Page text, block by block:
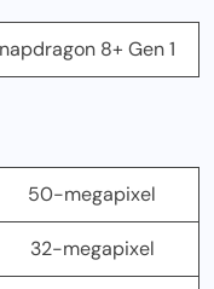
8+ Gen 1
50-megapixel
32-megapixel